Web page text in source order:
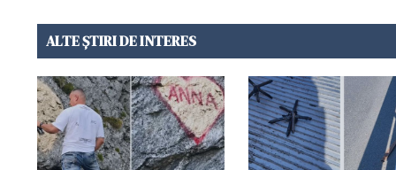
ALTE ȘTIRI DE INTERES